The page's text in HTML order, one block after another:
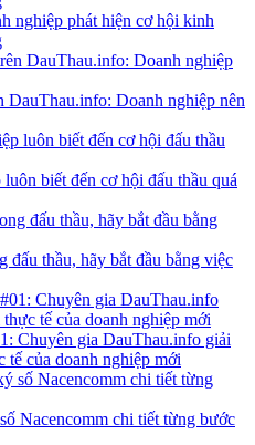
nghiệp phát hiện cơ hội kinh
DauThau.info: Doanh nghiệp nên
biết đến cơ hội đấu thầu quá
thầu, hãy bắt đầu bằng việc
Chuyên gia DauThau.info giải
tế của doanh nghiệp mới
Nacencomm chi tiết từng bước